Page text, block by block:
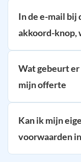
In de e-mail bij
akkoord-knop,
Wat gebeurt
mijn offerte
Kan ik mijn
voorwaarden